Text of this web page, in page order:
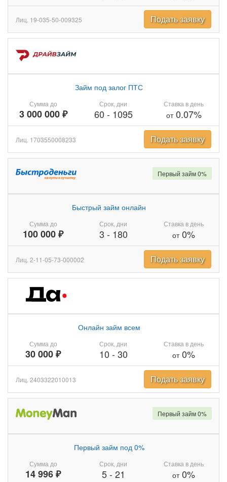
Лиц. 19-035-50-009325 Подать заявку
Сумма до
3 000 000 ₽
Займ под залог ПТС
Срок, дни
60 - 1095
Ставка в день
от0.07%
Лиц. 1703550008233 Подать заявку
Сумма до
100 000 ₽
Быстрый займ онлайн
Срок, дни
3 - 180
Ставка в день
от0%
Первый займ 0%
Лиц. 2-11-05-73-000002 Подать заявку
Сумма до
30 000 ₽
Онлайн займ всем
Срок, дни
10 - 30
Ставка в день
от0%
Лиц. 2403322010013 Подать заявку
Сумма до
14 996 ₽
Первый займ под 0%
Срок, дни
5- 21
Ставка в день
от0%
Первый займ 0%